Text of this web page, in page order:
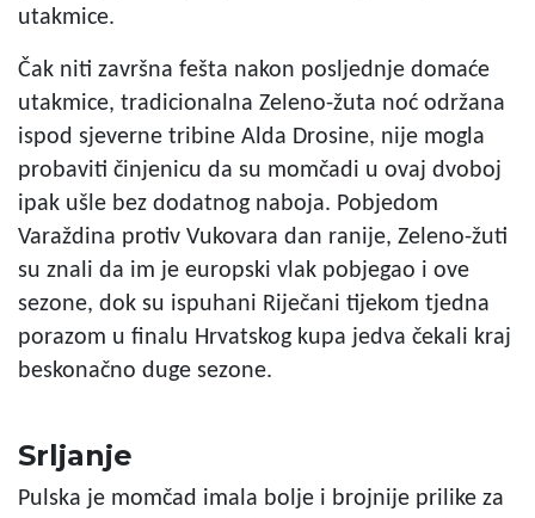
utakmice.
Čak niti završna fešta nakon posljednje domaće
utakmice, tradicionalna Zeleno-žuta noć održana
ispod sjeverne tribine Alda Drosine, nije mogla
probaviti činjenicu da su momčadi u ovaj dvoboj
ipak ušle bez dodatnog naboja. Pobjedom
Varaždina protiv Vukovara dan ranije, Zeleno-žuti
su znali da im je europski vlak pobjegao i ove
sezone, dok su ispuhani Riječani tijekom tjedna
porazom u finalu Hrvatskog kupa jedva čekali kraj
beskonačno duge sezone.
Srljanje
Pulska je momčad imala bolje i brojnije prilike za